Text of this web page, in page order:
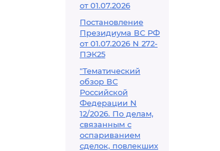
от 01.07.2026
Постановление
Президиума ВС РФ
от 01.07.2026 N 272-
ПЭК25
"Тематический
обзор ВС
Российской
Федерации N
12/2026. По делам,
связанным с
оспариванием
сделок, повлекших